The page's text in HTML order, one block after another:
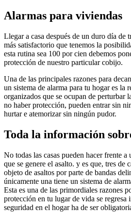
Alarmas para viviendas
Llegar a casa después de un duro día de
más satisfactorio que tenemos la
esta rutina sea 100 por cien debemos
protección de nuestro particular cobijo.
Una de las principales razones para
un sistema de alarma para tu hogar es la
organizados que se ocupan de perturbar
no haber protección, pueden entrar sin
hurtar e atemorizar sin ningún pudor.
Toda la información
No todas las casas pueden hacer frente
que se genere el asalto. y es que, tres de
objeto de asaltos por parte de bandas
únicamente una tiene un sistema de
Esta es una de las primordiales razones
protección en tu lugar de vida se regresa
seguridad en el hogar ha de ser